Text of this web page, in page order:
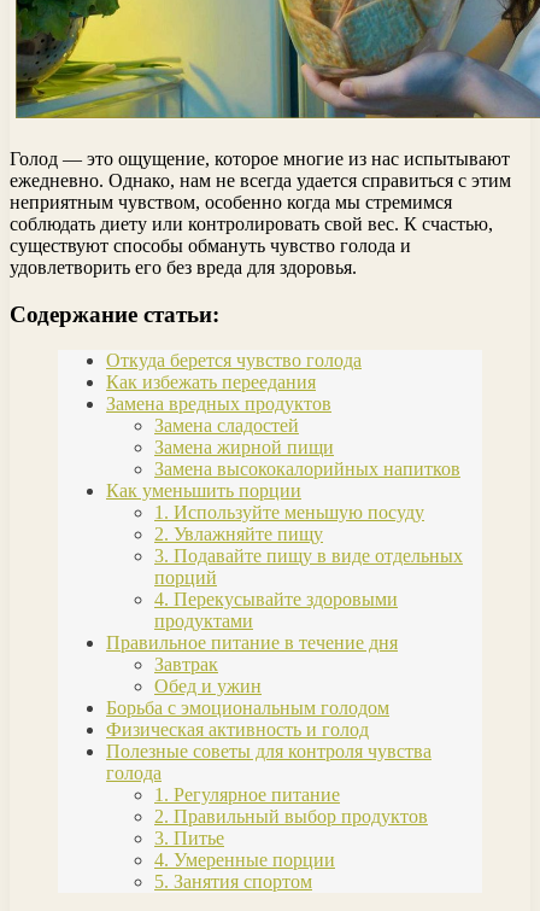
Голод — это ощущение, которое многие из нас испытывают
ежедневно. Однако, нам не всегда удается справиться с этим
неприятным чувством, особенно когда мы стремимся
соблюдать диету или контролировать свой вес. К счастью,
существуют способы обмануть чувство голода и
удовлетворить его без вреда для здоровья.
Содержание статьи:
Откуда берется чувство голода
Как избежать переедания
Замена вредных продуктов
Замена сладостей
Замена жирной пищи
Замена высококалорийных напитков
Как уменьшить порции
1. Используйте меньшую посуду
2. Увлажняйте пищу
3. Подавайте пищу в виде отдельных
порций
4. Перекусывайте здоровыми
продуктами
Правильное питание в течение дня
Завтрак
Обед и ужин
Борьба с эмоциональным голодом
Физическая активность и голод
Полезные советы для контроля чувства
голода
1. Регулярное питание
2. Правильный выбор продуктов
3. Питье
4. Умеренные порции
5. Занятия спортом